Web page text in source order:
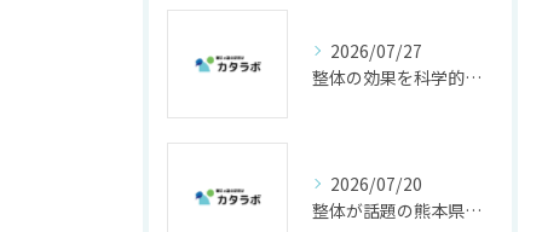
2026/07/27
整体の効果を科学的根拠と実体験で徹底検証し自分に合う施術と通い方を見極める方法
2026/07/20
整体が話題の熊本県菊池郡菊陽町熊本市北区で根本改善を目指す人のための最新ガイド